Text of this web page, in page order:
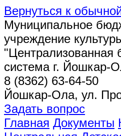
Вернуться к
Муниципальное
учреждение
"Централизованная
система г. Йошкар-
8 (8362) 63-64-50
Йошкар-Ола, ул.
Задать вопрос
Главная Документы